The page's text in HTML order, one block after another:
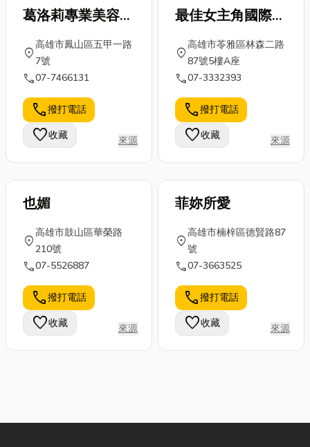
葛洛莉專業美容沙
龍GLORY
location_on
高雄市鳳山區五甲一路
7號
call07-7466131
call撥打電話
favorite收藏 來源
最佳女主角國際美
容世界(林森二路
店)
location_on
高雄市苓雅區林森二路
87號5樓A座
call07-3332393
call撥打電話
favorite收藏 來源
也媚
location_on
高雄市鼓山區華榮路
210號
call07-5526887
call撥打電話
favorite收藏 來源
菲妳所愛
location_on
高雄市楠梓區德賢路87
號
call07-3663525
call撥打電話
favorite收藏 來源